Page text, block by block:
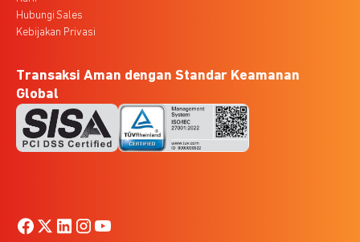
Hubungi Sales
Kebijakan Privasi
Transaksi Aman dengan Standar Keamanan
Global